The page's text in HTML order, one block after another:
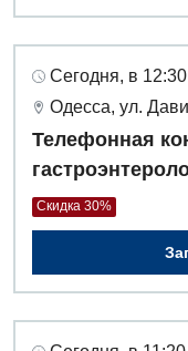
Сегодня, в 12:30
Одесса, ул.
Телефонная
Скидка 30%